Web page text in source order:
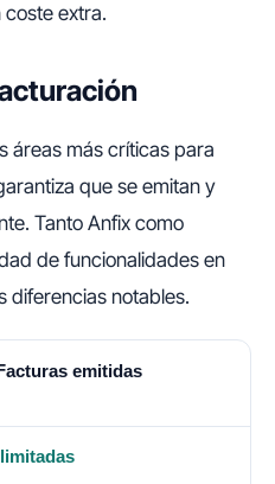
coste extra.
áreas más críticas para
que se emitan y
Tanto Anfix como
de funcionalidades en
diferencias notables.
FINANEDI
emitidas